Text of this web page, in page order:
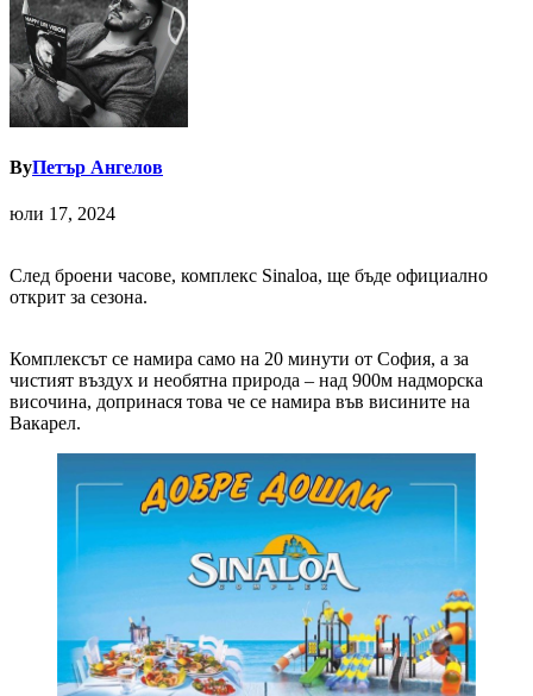
ByПетър Ангелов
юли 17, 2024
След броени часове, комплекс Sinaloa, ще бъде официално
открит за сезона.
Комплексът се намира само на 20 минути от София, а за
чистият въздух и необятна природа – над 900м надморска
височина, допринася това че се намира във висините на
Вакарел.